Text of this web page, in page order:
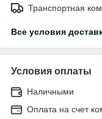
Транспортная
Все условия
Условия оплаты
Наличными
Оплата на счет